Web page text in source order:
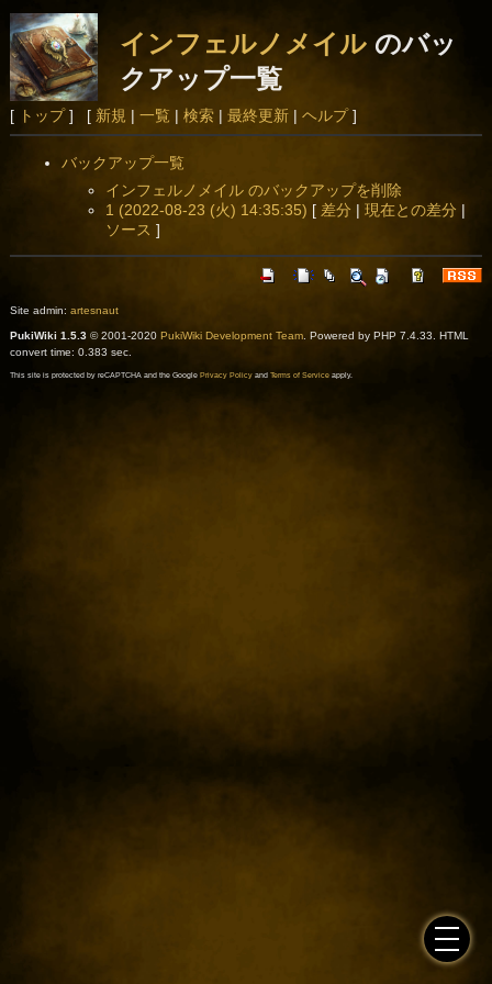
インフェルノメイルのバッ
クアップ一覧
[ トップ] [ 新規 | 一覧 | 検索| 最終更新| ヘルプ]
バックアップ一覧
インフェルノメイル のバックアップを削除
1 (2022-08-23 (火) 14:35:35) [ 差分 |現在との差分 |
ソース ]
Site admin: artesnaut
PukiWiki 1.5.3© 2001-2020 PukiWiki Development Team. Powered by PHP 7.4.33. HTML
convert time: 0.383 sec.
This site is protected by reCAPTCHA and the Google Privacy Policyand Terms of Serviceapply.